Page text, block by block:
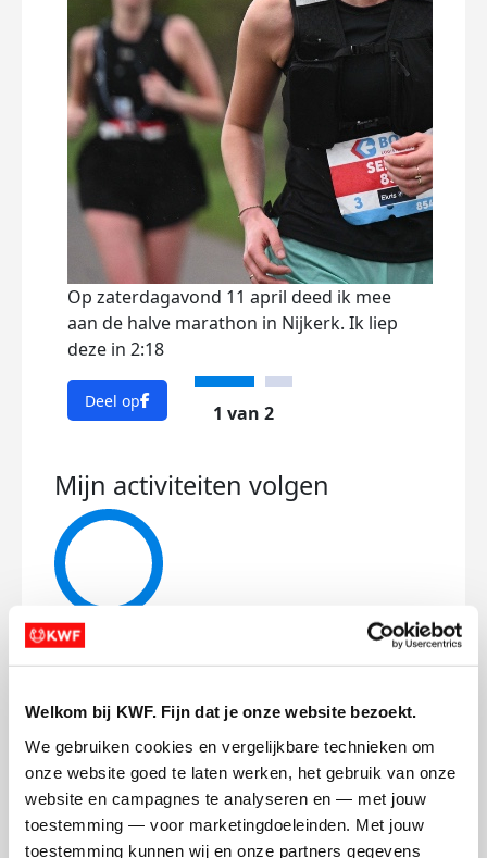
Welkom bij KWF. Fijn dat je onze website bezoekt.
We gebruiken cookies en vergelijkbare technieken om
onze website goed te laten werken, het gebruik van onze
website en campagnes te analyseren en — met jouw
toestemming — voor marketingdoeleinden. Met jouw
toestemming kunnen wij en onze partners gegevens
Op zaterdagavond 11 april deed ik mee
aan de halve marathon in Nijkerk. Ik liep
deze in 2:18
Deel op
1 van 2
Mijn activiteiten volgen
399
kms
Mijn afstandsdoel42 kms
Selma's badges